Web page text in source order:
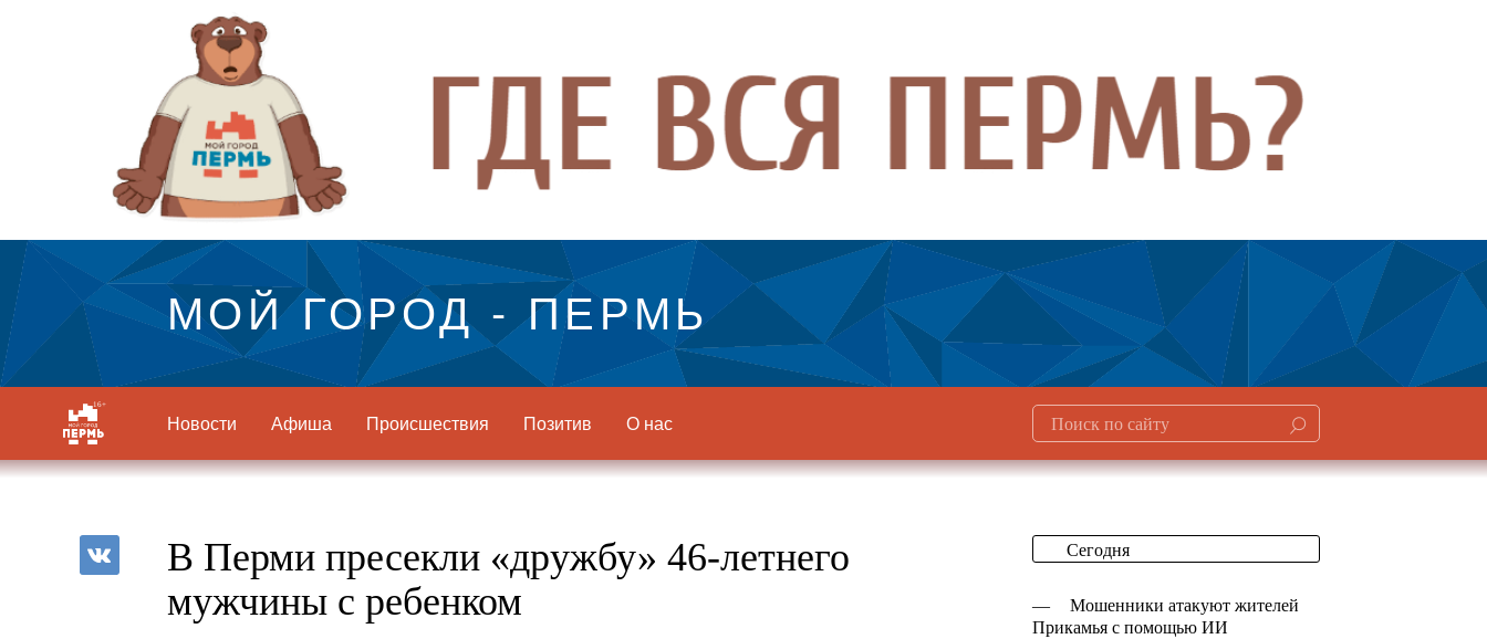
МОЙ ГОРОД - ПЕРМЬ
Новости Афиша Происшествия Позитив О нас
В Перми пресекли «дружбу» 46-летнего
мужчины с ребенком
Сегодня
—
Мошенники атакуют жителей
Прикамья с помощью ИИ